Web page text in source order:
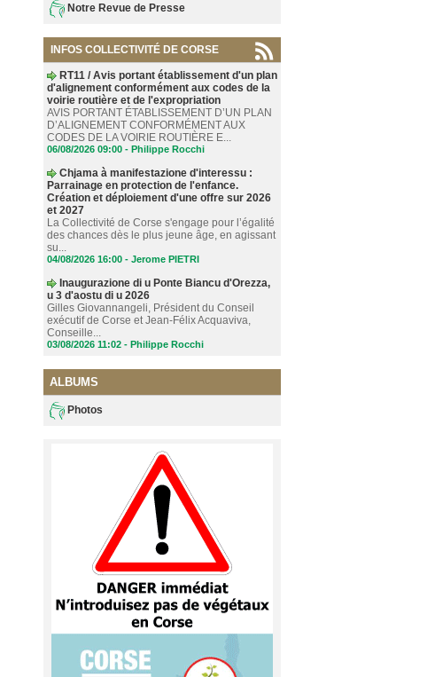
Notre Revue de Presse
INFOS COLLECTIVITÉ DE CORSE
RT11 / Avis portant établissement d'un plan
d'alignement conformément aux codes de la
voirie routière et de l'expropriation
AVIS PORTANT ÉTABLISSEMENT D’UN PLAN
D’ALIGNEMENT CONFORMÉMENT AUX
CODES DE LA VOIRIE ROUTIÈRE E...
06/08/2026 09:00 - Philippe Rocchi
Chjama à manifestazione d'interessu :
Parrainage en protection de l'enfance.
Création et déploiement d'une offre sur 2026
et 2027
La Collectivité de Corse s'engage pour l’égalité
des chances dès le plus jeune âge, en agissant
su...
04/08/2026 16:00 - Jerome PIETRI
Inaugurazione di u Ponte Biancu d'Orezza,
u 3 d'aostu di u 2026
Gilles Giovannangeli, Président du Conseil
exécutif de Corse et Jean-Félix Acquaviva,
Conseille...
03/08/2026 11:02 - Philippe Rocchi
ALBUMS
Photos